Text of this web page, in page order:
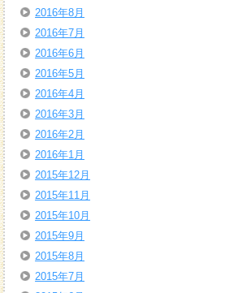
2016年8月
2016年7月
2016年6月
2016年5月
2016年4月
2016年3月
2016年2月
2016年1月
2015年12月
2015年11月
2015年10月
2015年9月
2015年8月
2015年7月